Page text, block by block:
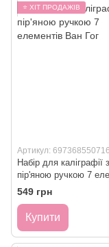
⭐ ХІТ ПРОДАЖІВ
Артикул:
Набір для каліграфії з
пір'яною ручкою 7
Ван Гог
549 грн
Купити